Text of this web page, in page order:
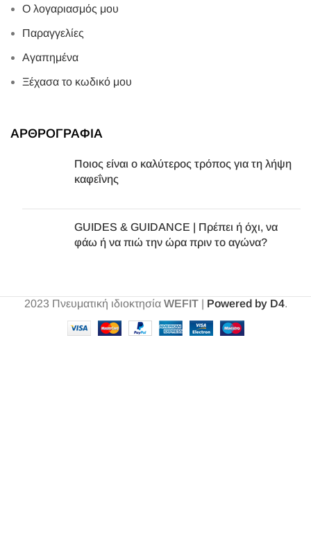
Ο λογαριασμός μου
Παραγγελίες
Αγαπημένα
Ξέχασα το κωδικό μου
ΑΡΘΡΟΓΡΑΦΙΑ
Ποιος είναι ο καλύτερος τρόπος για τη λήψη
καφεΐνης
GUIDES & GUIDANCE | Πρέπει ή όχι, να
φάω ή να πιώ την ώρα πριν το αγώνα?
2023 Πνευματική ιδιοκτησία WEFIT| Powered by D4.